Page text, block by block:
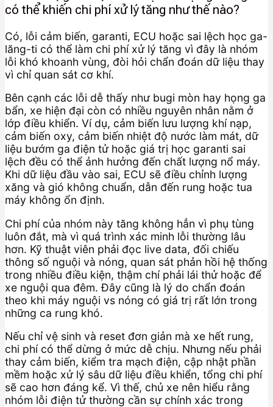
có thể khiến chi phí xử lý tăng như thế nào?
Có, lỗi cảm biến, garanti, ECU hoặc sai lệch học ga-
lăng-ti có thể làm chi phí xử lý tăng vì đây là nhóm
lỗi khó khoanh vùng, đòi hỏi chẩn đoán dữ liệu thay
vì chỉ quan sát cơ khí.
Bên cạnh các lỗi dễ thấy như bugi mòn hay họng ga
bẩn, xe hiện đại còn có nhiều nguyên nhân nằm ở
lớp điều khiển. Ví dụ, cảm biến lưu lượng khí nạp,
cảm biến oxy, cảm biến nhiệt độ nước làm mát, dữ
liệu bướm ga điện tử hoặc giá trị học garanti sai
lệch đều có thể ảnh hưởng đến chất lượng nổ máy.
Khi dữ liệu đầu vào sai, ECU sẽ điều chỉnh lượng
xăng và gió không chuẩn, dẫn đến rung hoặc tua
máy không ổn định.
Chi phí của nhóm này tăng không hẳn vì phụ tùng
luôn đắt, mà vì quá trình xác minh lỗi thường lâu
hơn. Kỹ thuật viên phải đọc live data, đối chiếu
thông số nguội và nóng, quan sát phản hồi hệ thống
trong nhiều điều kiện, thậm chí phải lái thử hoặc để
xe nguội qua đêm. Đây cũng là lý do chẩn đoán
theo khi máy nguội vs nóng có giá trị rất lớn trong
những ca rung khó.
Nếu chỉ vệ sinh và reset đơn giản mà xe hết rung,
chi phí có thể dừng ở mức dễ chịu. Nhưng nếu phải
thay cảm biến, kiểm tra mạch điện, cập nhật phần
mềm hoặc xử lý sâu dữ liệu điều khiển, tổng chi phí
sẽ cao hơn đáng kể. Vì thế, chủ xe nên hiểu rằng
nhóm lỗi điện tử thường cần sự chính xác trong